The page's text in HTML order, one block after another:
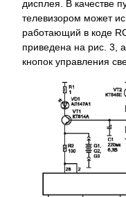
дисплея. В качестве
телевизором может
работающий в коде
приведена на рис. 3,
кнопок управления